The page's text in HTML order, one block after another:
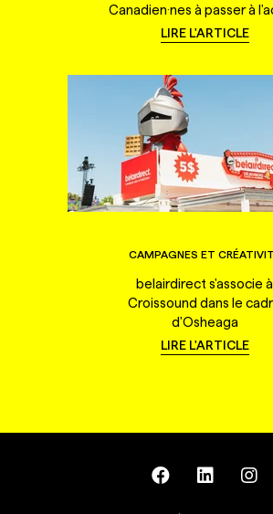
Canadien·nes à passer à
LIRE L'ARTICLE
CAMPAGNES ET
belairdirect s'associe à
Croissound dans le
d'Osheaga
LIRE L'ARTICLE